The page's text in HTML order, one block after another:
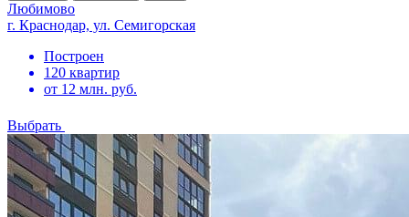
Любимово
г. Краснодар, ул. Семигорская
Построен
120 квартир
от 12 млн. руб.
Выбрать